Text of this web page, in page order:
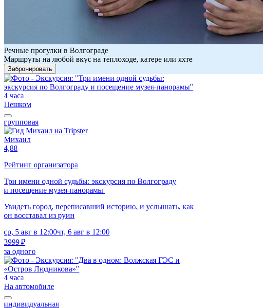
Речные прогулки в Волгограде
Маршруты на любой вкус на теплоходе, катере или яхте
Забронировать
4 часа
Пешком
групповая
Михаил
4,88
Рейтинг организатора
Три имени одной судьбы: экскурсия по Волгограду
и посещение музея-панорамы
Увидеть город, переписавший историю, и услышать, как
он восставал из руин
ср, 5 авг в 12:00чт, 6 авг в 12:00
3999 ₽
за одного
4 часа
На автомобиле
индивидуальная